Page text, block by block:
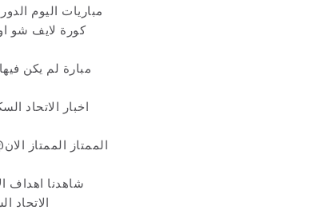
مباريات اليوم
كورة لايف شو
مبارة لم يكن
الممتاز الممتاز
شاهدنا اهداف
الاتحاد